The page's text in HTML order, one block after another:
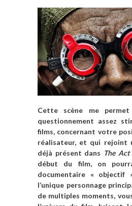
Cette scène me
questionnement assez
films, concernant votre
réalisateur, et qui rejoint
déjà présent dans The
début du film, on
documentaire « objectif
l’unique personnage
de multiples moments,